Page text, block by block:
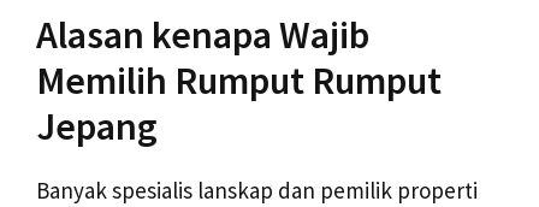
Alasan kenapa Wajib
Memilih Rumput Rumput
Jepang
Banyak spesialis lanskap dan pemilik properti